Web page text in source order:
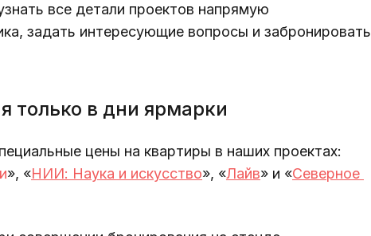
все детали проектов напрямую
задать интересующие вопросы и забронировать
только в дни ярмарки
цены на квартиры в наших проектах:
», «НИИ: Наука и искусство», «Лайв» и «Северное